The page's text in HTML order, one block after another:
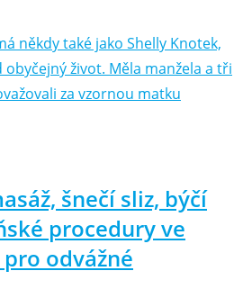
někdy také jako Shelly Knotek,
život. Měla manžela a tři
za vzornou matku
šnečí sliz, býčí
procedury ve
odvážné